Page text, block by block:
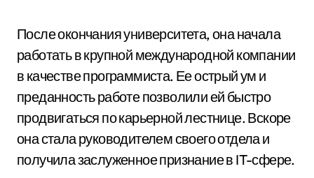
После окончания университета, она начала
работать в крупной международной компании
в качестве программиста. Ее острый ум и
преданность работе позволили ей быстро
продвигаться по карьерной лестнице. Вскоре
она стала руководителем своего отдела и
получила заслуженное признание в IT-сфере.